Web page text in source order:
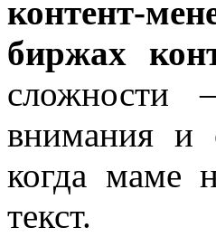
контент-
биржах
сложности
внимания и
когда маме
текст.